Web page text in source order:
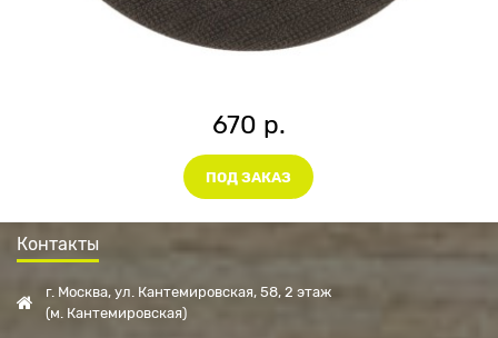
670 р.
ПОД ЗАКАЗ
Контакты
г. Москва, ул. Кантемировская, 58, 2 этаж
(м. Кантемировская)